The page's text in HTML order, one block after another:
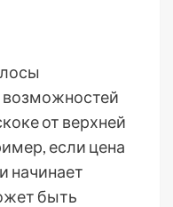
от верхней
если цена
начинает
быть